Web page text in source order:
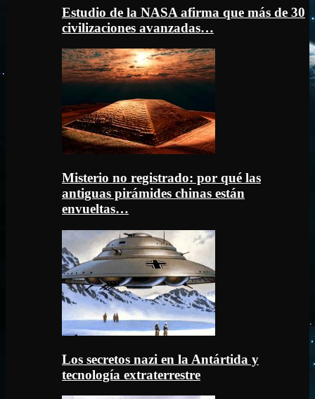
Estudio de la NASA afirma que más de 30
civilizaciones avanzadas…
Misterio no registrado: por qué las
antiguas pirámides chinas están
envueltas…
Los secretos nazi en la Antártida y
tecnología extraterrestre